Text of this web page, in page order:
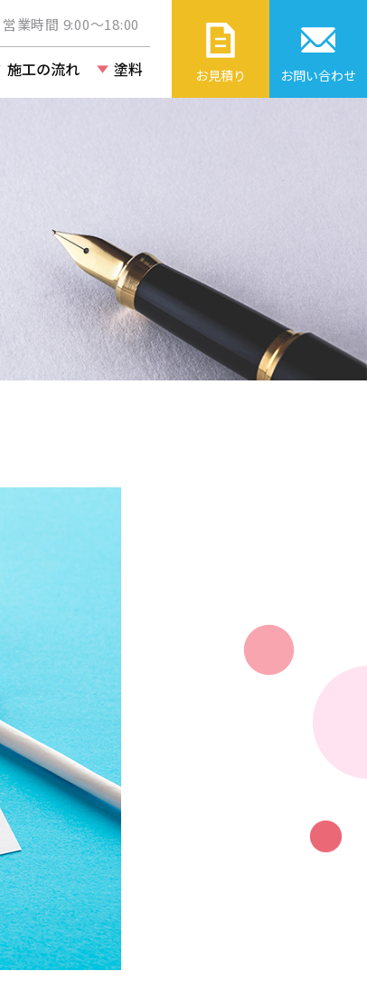
営業時間 9:00～18:00
施工の流れ 塗料 お見積り お問い合わせ